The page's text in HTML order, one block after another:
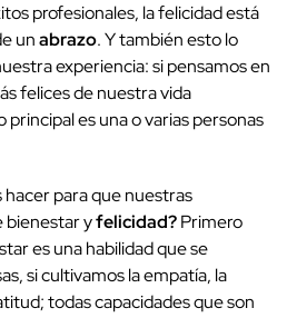
profesionales, la felicidad está
unabrazo. Y también esto lo
experiencia: si pensamos en
felices de nuestra vida
es una o varias personas
para que nuestras
bienestar yfelicidad?Primero
es una habilidad que se
si cultivamos la empatía, la
todas capacidades que son